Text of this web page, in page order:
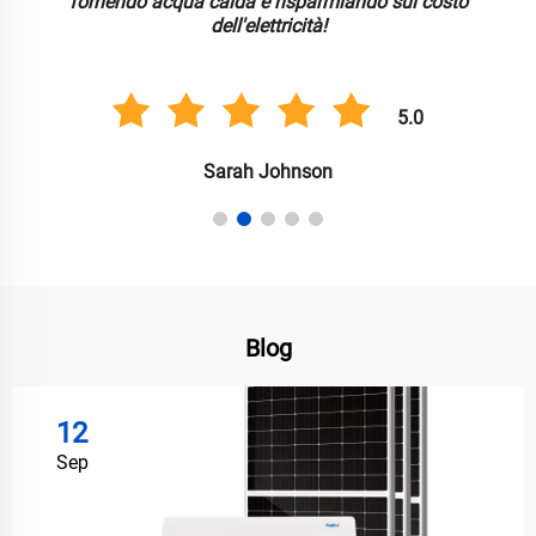
dell'elettricità!
5.0
Sarah Johnson
Blog
12
Sep